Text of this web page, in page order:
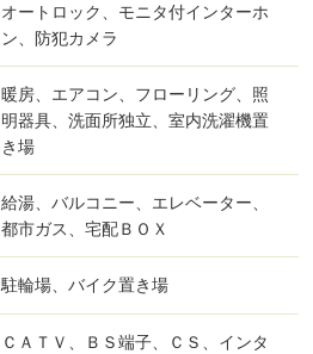
オートロック、モニタ付インターホ
ン、防犯カメラ
暖房、エアコン、フローリング、照
明器具、洗面所独立、室内洗濯機置
き場
給湯、バルコニー、エレベーター、
都市ガス、宅配ＢＯＸ
駐輪場、バイク置き場
ＣＡＴＶ、ＢＳ端子、ＣＳ、インタ